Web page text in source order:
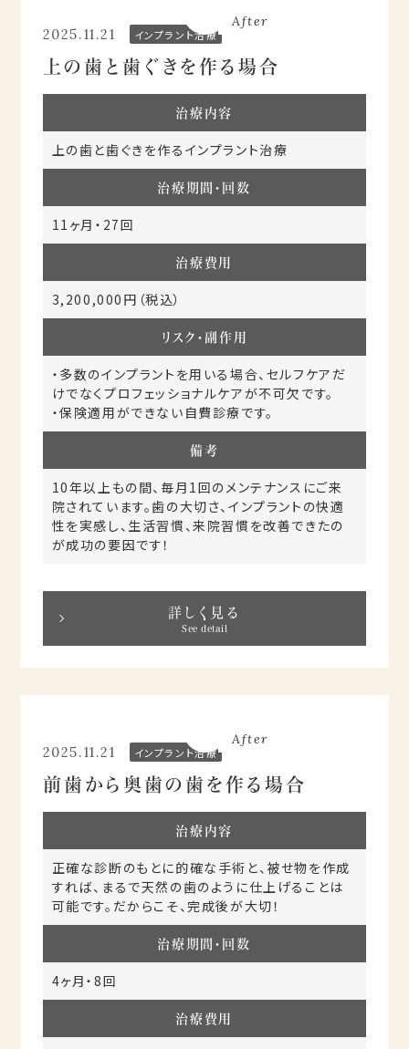
After
2025.11.21 インプラント治療
上の歯と歯ぐきを作る場合
治療内容
上の歯と歯ぐきを作るインプラント治療
治療期間・回数
11ヶ月・27回
治療費用
3,200,000円（税込）
リスク・副作用
・多数のインプラントを用いる場合、セルフケアだ
けでなくプロフェッショナルケアが不可欠です。
・保険適用ができない自費診療です。
備考
10年以上もの間、毎月1回のメンテナンスにご来
院されています。歯の大切さ、インプラントの快適
性を実感し、生活習慣、来院習慣を改善できたの
が成功の要因です！
詳しく見る
See detail
After
2025.11.21 インプラント治療
前歯から奥歯の歯を作る場合
治療内容
正確な診断のもとに的確な手術と、被せ物を作成
すれば、まるで天然の歯のように仕上げることは
可能です。だからこそ、完成後が大切！
治療期間・回数
4ヶ月・8回
治療費用